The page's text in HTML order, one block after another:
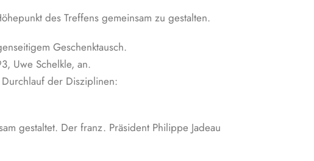
des Treffens gemeinsam zu gestalten.
Geschenktausch.
Uwe Schelkle, an.
der Disziplinen:
gestaltet. Der franz. Präsident Philippe Jadeau